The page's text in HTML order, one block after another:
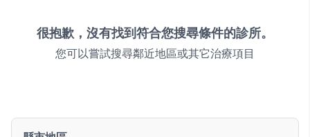
很抱歉，沒有找到符合您搜尋條件的診所。
您可以嘗試搜尋鄰近地區或其它治療項目